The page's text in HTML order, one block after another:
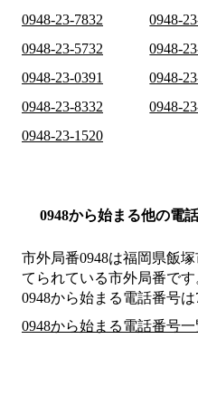
0948-23-7832
0948-
0948-23-5732
0948-
0948-23-0391
0948-
0948-23-8332
0948-
0948-23-1520
0948から始まる他の電
市外局番0948は福岡県飯
てられている市外局番です
0948から始まる電話番号は
0948から始まる電話番号